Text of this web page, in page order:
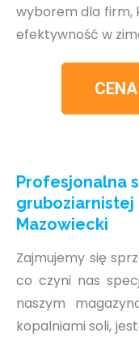
wyborem dla firm,
efektywność w
CENA
Profesjonalna
gruboziarnistej
Mazowiecki
Zajmujemy się
co czyni nas
naszym
kopalniami soli,